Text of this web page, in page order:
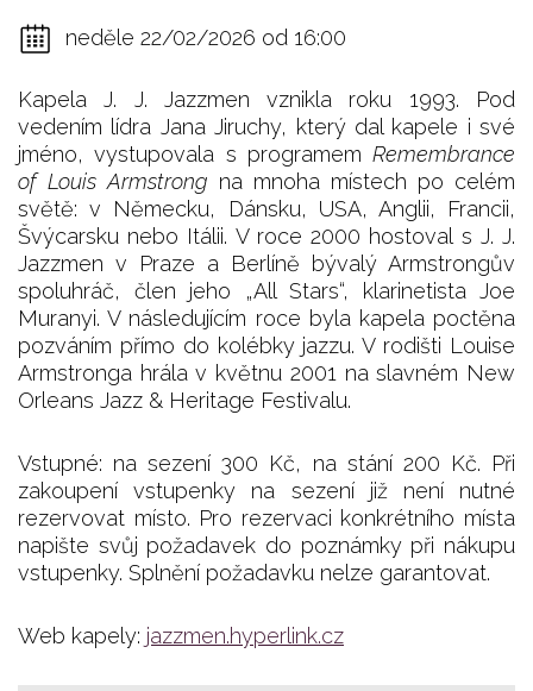
neděle 22/02/2026 od 16:00
Kapela J. J. Jazzmen vznikla roku 1993. Pod
vedením lídra Jana Jiruchy, který dal kapele i své
jméno, vystupovala s programem Remembrance
of Louis Armstrong na mnoha místech po celém
světě: v Německu, Dánsku, USA, Anglii, Francii,
Švýcarsku nebo Itálii. V roce 2000 hostoval s J. J.
Jazzmen v Praze a Berlíně bývalý Armstrongův
spoluhráč, člen jeho „All Stars“, klarinetista Joe
Muranyi. V následujícím roce byla kapela poctěna
pozváním přímo do kolébky jazzu. V rodišti Louise
Armstronga hrála v květnu 2001 na slavném New
Orleans Jazz & Heritage Festivalu.
Vstupné: na sezení 300 Kč, na stání 200 Kč. Při
zakoupení vstupenky na sezení již není nutné
rezervovat místo. Pro rezervaci konkrétního místa
napište svůj požadavek do poznámky při nákupu
vstupenky. Splnění požadavku nelze garantovat.
Web kapely: jazzmen.hyperlink.cz